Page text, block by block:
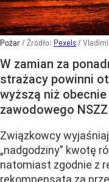
Pożar/ Źródło: Pexels/
W zamian za
strażacy powinni
wyższą niż
zawodowego
Związkowcy
„nadgodziny” kwotę
natomiast zgodnie z
rekompensata za